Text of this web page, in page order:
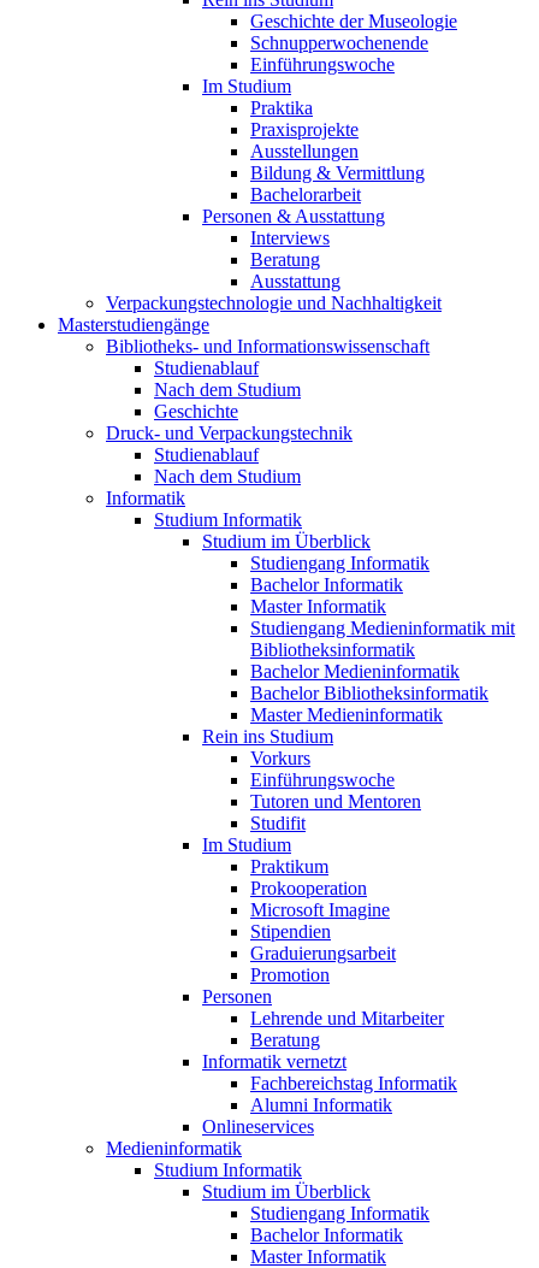
Geschichte der Museologie
Schnupperwochenende
Einführungswoche
Im Studium
Praktika
Praxisprojekte
Ausstellungen
Bildung & Vermittlung
Bachelorarbeit
Personen & Ausstattung
Interviews
Beratung
Ausstattung
Verpackungstechnologie und Nachhaltigkeit
Masterstudiengänge
Bibliotheks- und Informationswissenschaft
Studienablauf
Nach dem Studium
Geschichte
Druck- und Verpackungstechnik
Studienablauf
Nach dem Studium
Informatik
Studium Informatik
Studium im Überblick
Studiengang Informatik
Bachelor Informatik
Master Informatik
Studiengang Medieninformatik mit
Bibliotheksinformatik
Bachelor Medieninformatik
Bachelor Bibliotheksinformatik
Master Medieninformatik
Rein ins Studium
Vorkurs
Einführungswoche
Tutoren und Mentoren
Studifit
Im Studium
Praktikum
Prokooperation
Microsoft Imagine
Stipendien
Graduierungsarbeit
Promotion
Personen
Lehrende und Mitarbeiter
Beratung
Informatik vernetzt
Fachbereichstag Informatik
Alumni Informatik
Onlineservices
Medieninformatik
Studium Informatik
Studium im Überblick
Studiengang Informatik
Bachelor Informatik
Master Informatik